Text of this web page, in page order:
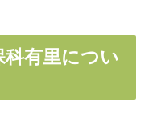
有里につい